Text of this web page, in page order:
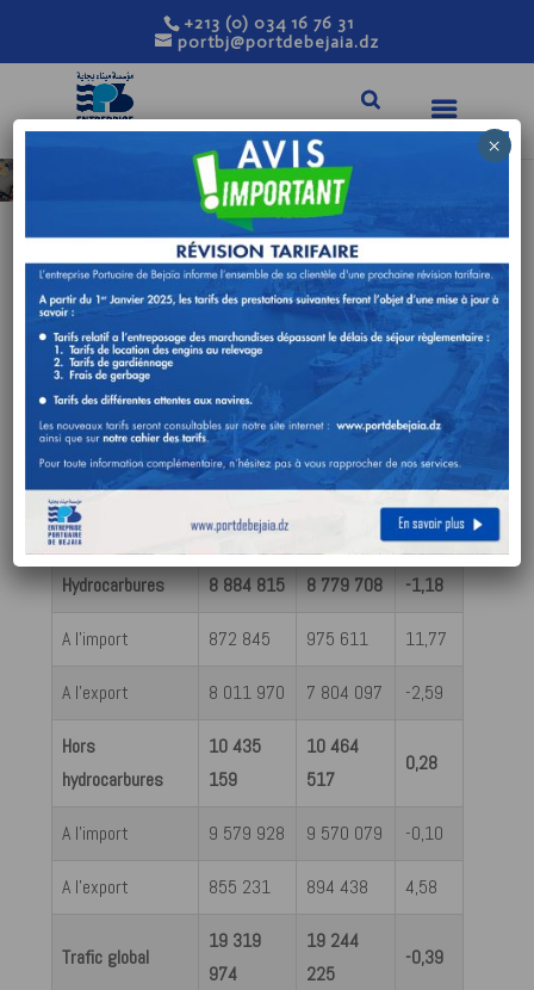
+213 (0) 034 16 76 31
portbj@portdebejaia.dz
BILAN D’ACTIVITÉ DE
JANVIER A DÉCEMBRE
2019
TRAFIC GLOBAL
Rubriques
Var
(%)
Hydrocarbures 8 884 815 8 779 708 -1,18
A l’import 872 845 975 611 11,77
A l’export 8 011 970 7 804 097 -2,59
Hors
hydrocarbures
10 435
159
10 464
517
0,28
A l’import 9 579 928 9 570 079 -0,10
A l’export 855 231 894 438 4,58
Trafic global
19 319
974
19 244
225
-0,39
×